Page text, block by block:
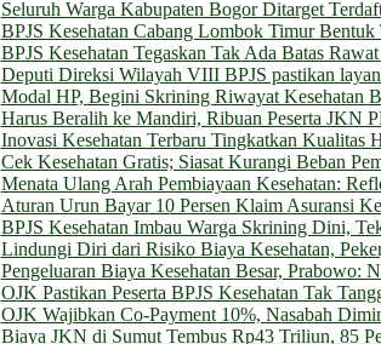
Seluruh Warga Kabupaten Bogor Ditarget
BPJS Kesehatan Cabang Lombok Timur
BPJS Kesehatan Tegaskan Tak Ada Batas
Deputi Direksi Wilayah VIII BPJS pastikan
Modal HP, Begini Skrining Riwayat Kesehatan
Harus Beralih ke Mandiri, Ribuan Peserta JKN
Inovasi Kesehatan Terbaru Tingkatkan Kualitas
Cek Kesehatan Gratis; Siasat Kurangi Beban
Menata Ulang Arah Pembiayaan Kesehatan:
Aturan Urun Bayar 10 Persen Klaim Asuransi
BPJS Kesehatan Imbau Warga Skrining Dini,
Lindungi Diri dari Risiko Biaya Kesehatan,
Pengeluaran Biaya Kesehatan Besar, Prabowo:
OJK Pastikan Peserta BPJS Kesehatan Tak
OJK Wajibkan Co-Payment 10%, Nasabah
Biaya JKN di Sumut Tembus Rp43 Triliun, 85